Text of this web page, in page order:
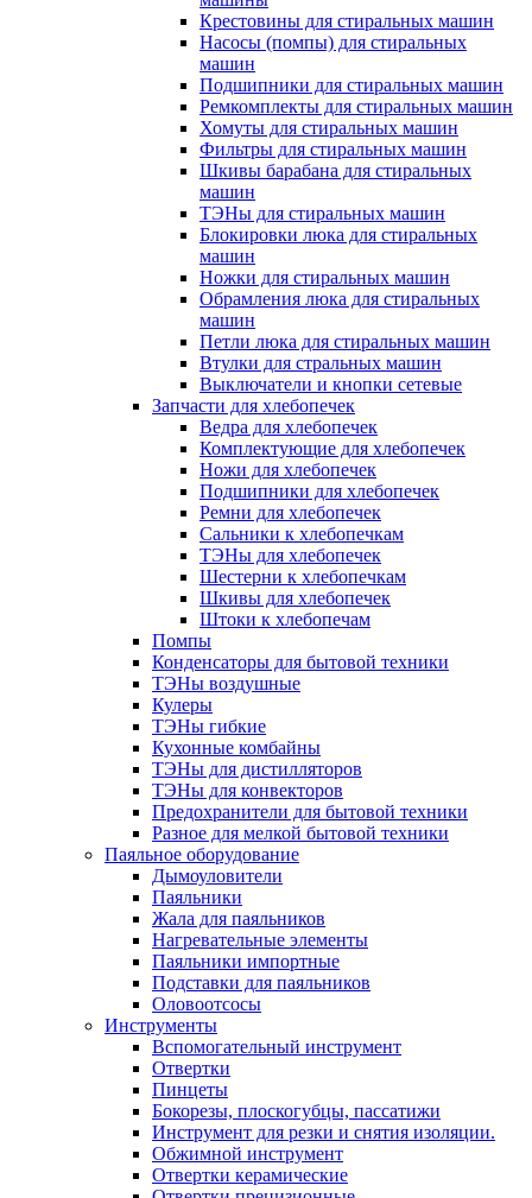
Крестовины для стиральных машин
Насосы (помпы) для стиральных
машин
Подшипники для стиральных машин
Ремкомплекты для стиральных машин
Хомуты для стиральных машин
Фильтры для стиральных машин
Шкивы барабана для стиральных
машин
ТЭНы для стиральных машин
Блокировки люка для стиральных
машин
Ножки для стиральных машин
Обрамления люка для стиральных
машин
Петли люка для стиральных машин
Втулки для стральных машин
Выключатели и кнопки сетевые
Запчасти для хлебопечек
Ведра для хлебопечек
Комплектующие для хлебопечек
Ножи для хлебопечек
Подшипники для хлебопечек
Ремни для хлебопечек
Сальники к хлебопечкам
ТЭНы для хлебопечек
Шестерни к хлебопечкам
Шкивы для хлебопечек
Штоки к хлебопечам
Помпы
Конденсаторы для бытовой техники
ТЭНы воздушные
Кулеры
ТЭНы гибкие
Кухонные комбайны
ТЭНы для дистилляторов
ТЭНы для конвекторов
Предохранители для бытовой техники
Разное для мелкой бытовой техники
Паяльное оборудование
Дымоуловители
Паяльники
Жала для паяльников
Нагревательные элементы
Паяльники импортные
Подставки для паяльников
Оловоотсосы
Инструменты
Вспомогательный инструмент
Отвертки
Пинцеты
Бокорезы, плоскогубцы, пассатижи
Инструмент для резки и снятия изоляции.
Обжимной инструмент
Отвертки керамические